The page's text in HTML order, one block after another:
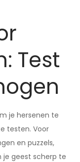
Test
je hersenen te
testen. Voor
en puzzels,
je geest scherp te